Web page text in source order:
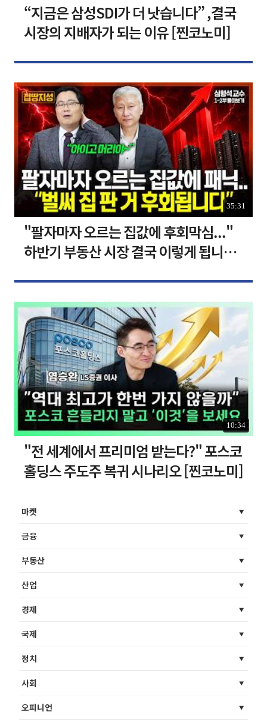
“지금은 삼성SDI가 더 낫습니다” ,결국
시장의 지배자가 되는 이유 [찐코노미]
35:31
"팔자마자 오르는 집값에 후회막심..."
하반기 부동산 시장 결국 이렇게 됩니다 I
10:34
"전 세계에서 프리미엄 받는다?" 포스코
홀딩스 주도주 복귀 시나리오 [찐코노미]
마켓
금융
부동산
산업
경제
국제
정치
사회
오피니언